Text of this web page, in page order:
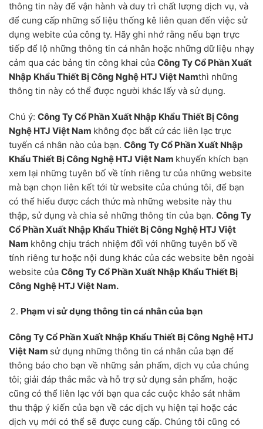
thông tin này để vận hành và duy trì chất lượng dịch vụ, và
để cung cấp những số liệu thống kê liên quan đến việc sử
dụng webite của công ty. Hãy ghi nhớ rằng nếu bạn trực
tiếp để lộ những thông tin cá nhân hoặc những dữ liệu nhạy
cảm qua các bảng tin công khai của Công Ty Cổ Phần Xuất
Nhập Khẩu Thiết Bị Công Nghệ HTJ Việt Namthì những
thông tin này có thể được người khác lấy và sử dụng.
Chú ý: Công Ty Cổ Phần Xuất Nhập Khẩu Thiết Bị Công
Nghệ HTJ Việt Nam không đọc bất cứ các liên lạc trực
tuyến cá nhân nào của bạn. Công Ty Cổ Phần Xuất Nhập
Khẩu Thiết Bị Công Nghệ HTJ Việt Nam khuyến khích bạn
xem lại những tuyên bố về tính riêng tư của những website
mà bạn chọn liên kết tới từ website của chúng tôi, để bạn
có thể hiểu được cách thức mà những website này thu
thập, sử dụng và chia sẻ những thông tin của bạn. Công Ty
Cổ Phần Xuất Nhập Khẩu Thiết Bị Công Nghệ HTJ Việt
Nam không chịu trách nhiệm đối với những tuyên bố về
tính riêng tư hoặc nội dung khác của các website bên ngoài
website của Công Ty Cổ Phần Xuất Nhập Khẩu Thiết Bị
Công Nghệ HTJ Việt Nam.
Phạm vi sử dụng thông tin cá nhân của bạn
Công Ty Cổ Phần Xuất Nhập Khẩu Thiết Bị Công Nghệ HTJ
Việt Nam sử dụng những thông tin cá nhân của bạn để
thông báo cho bạn về những sản phẩm, dịch vụ của chúng
tôi; giải đáp thắc mắc và hỗ trợ sử dụng sản phẩm, hoặc
cũng có thể liên lạc với bạn qua các cuộc khảo sát nhằm
thu thập ý kiến của bạn về các dịch vụ hiện tại hoặc các
dịch vụ mới có thể sẽ được cung cấp. Chúng tôi cũng có